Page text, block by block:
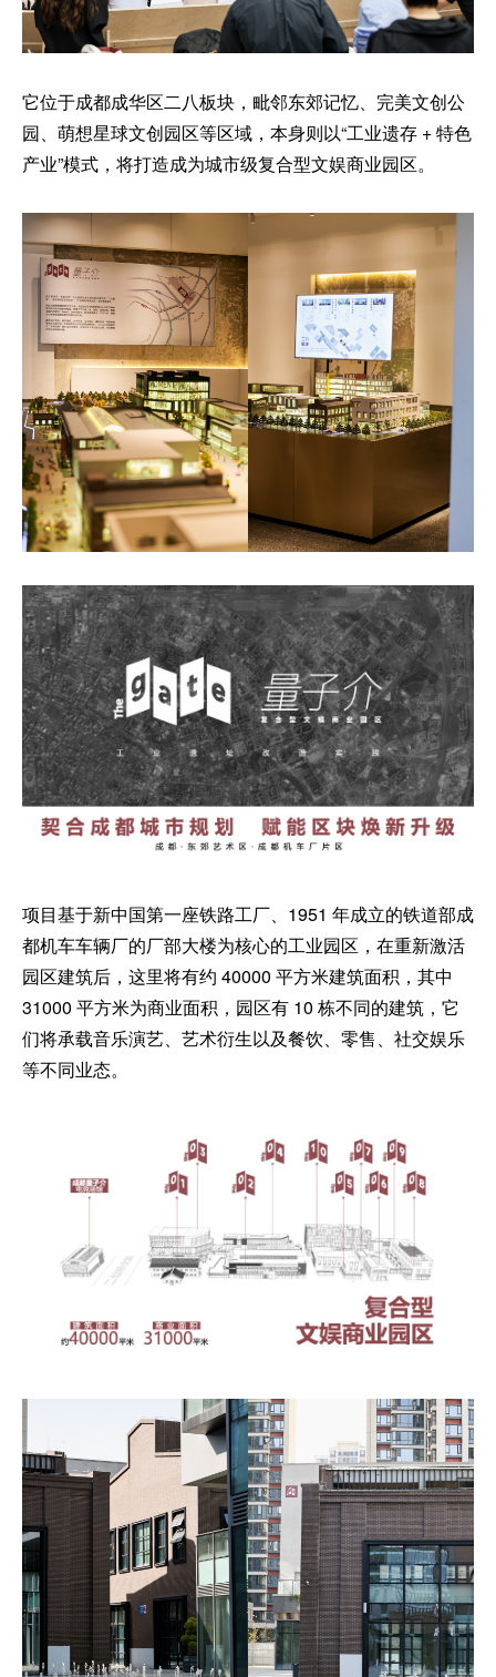
它位于成都成华区二八板块，毗邻东郊记忆、完美文创公
园、萌想星球文创园区等区域，本身则以“工业遗存 + 特色
产业”模式，将打造成为城市级复合型文娱商业园区。
项目基于新中国第一座铁路工厂、1951 年成立的铁道部成
都机车车辆厂的厂部大楼为核心的工业园区，在重新激活
园区建筑后，这里将有约 40000 平方米建筑面积，其中
31000 平方米为商业面积，园区有 10 栋不同的建筑，它
们将承载音乐演艺、艺术衍生以及餐饮、零售、社交娱乐
等不同业态。